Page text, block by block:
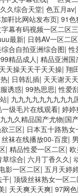
久综合天堂| 色五月av|
靬比网站发布页| 91色
幕有码视频一区二区
最新| 日韩AV一区二
合自拍亚洲综合图|性
精品成人| 精品亚洲国
天操天天干天天操| 翔
| 日韩乱插| 天天谢天
诱惑| 99热思思|性爱
| 九九九九九九九九九
一级毛片在线观看| 婷婷
九久精品国产尤物|国
三区| 日本五十路熟
袜在线播放00-百度|
| 精品性爱一区二区|
草综合| 六月丁香久久|
影一区二区| 五月天婷
干| 顶级丝袜熟女一区
| 天天爽天天爽| 97网色|